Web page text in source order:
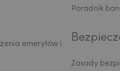
emerytów i
Poradnik
Zasady